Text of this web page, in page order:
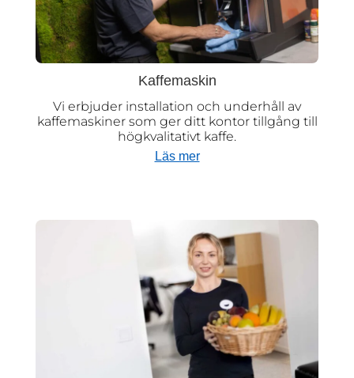
Kaffemaskin
Vi erbjuder installation och underhåll av
kaffemaskiner som ger ditt kontor tillgång till
högkvalitativt kaffe.
Läs mer